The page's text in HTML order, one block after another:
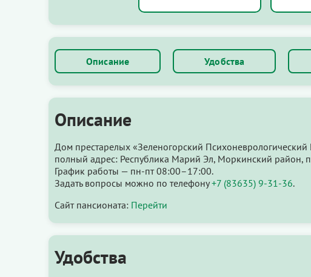
Описание Удобства
Описание
Дом престарелых «Зеленогорский Психоневрологический
полный адрес: Республика Марий Эл, Моркинский район,
График работы — пн-пт 08:00–17:00.
Задать вопросы можно по телефону+7 (83635) 9-31-36.
Сайт пансионата: Перейти
Удобства